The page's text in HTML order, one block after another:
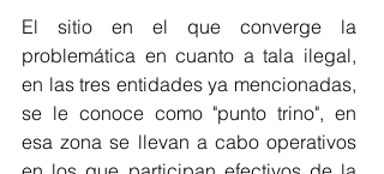
El sitio en el que converge la
problemática en cuanto a tala ilegal,
en las tres entidades ya mencionadas,
se le conoce como "punto trino", en
esa zona se llevan a cabo operativos